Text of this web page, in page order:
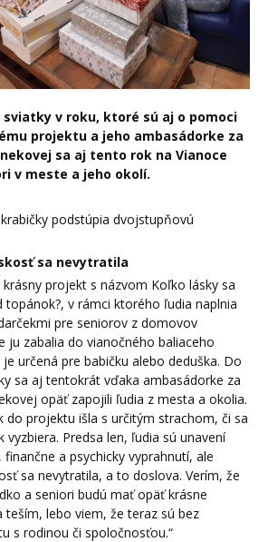
sviatky v roku, ktoré sú aj o pomoci
projektu a jeho ambasádorke za
sa aj tento rok na Vianoce
v meste a jeho okolí.
podstúpia dvojstupňovú
sa nevytratila
projekt s názvom Koľko lásky sa
topánok?, v rámci ktorého ľudia naplnia
pre seniorov z domovov
ju zabalia do vianočného baliaceho
určená pre babičku alebo deduška. Do
sa aj tentokrát vďaka ambasádorke za
opäť zapojili ľudia z mesta a okolia.
do projektu išla s určitým strachom, či sa
Predsa len, ľudia sú unavení
a psychicky vyprahnutí, ale
sa nevytratila, a to doslova. Verím, že
a seniori budú mať opäť krásne
teším, lebo viem, že teraz sú bez
s rodinou či spoločnosťou.“